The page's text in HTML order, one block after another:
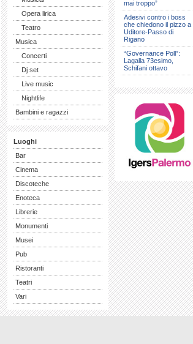
Opera lirica
Teatro
Musica
Concerti
Dj set
Live music
Nightlife
Bambini e ragazzi
Luoghi
Bar
Cinema
Discoteche
Enoteca
Librerie
Monumenti
Musei
Pub
Ristoranti
Teatri
Vari
mai troppo”
Adesivi contro i boss
che chiedono il pizzo a
Uditore-Passo di
Rigano
“Governance Poll”:
Lagalla 73esimo,
Schifani ottavo